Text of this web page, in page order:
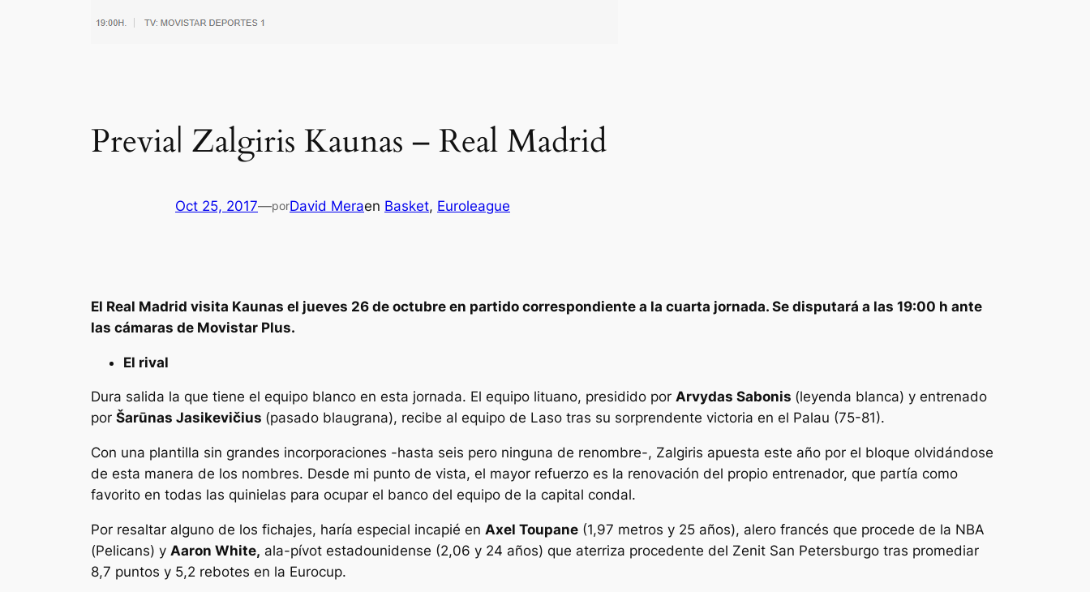
Previa| Zalgiris Kaunas – Real Madrid
Oct 25, 2017—porDavid Meraen Basket, Euroleague
El Real Madrid visita Kaunas el jueves 26 de octubre en partido correspondiente a la cuarta jornada. Se disputará a las 19:00 h ante
las cámaras de Movistar Plus.
El rival
Dura salida la que tiene el equipo blanco en esta jornada. El equipo lituano, presidido por Arvydas Sabonis (leyenda blanca) y entrenado
por Šarūnas Jasikevičius (pasado blaugrana), recibe al equipo de Laso tras su sorprendente victoria en el Palau (75-81).
Con una plantilla sin grandes incorporaciones -hasta seis pero ninguna de renombre-, Zalgiris apuesta este año por el bloque olvidándose
de esta manera de los nombres. Desde mi punto de vista, el mayor refuerzo es la renovación del propio entrenador, que partía como
favorito en todas las quinielas para ocupar el banco del equipo de la capital condal.
Por resaltar alguno de los fichajes, haría especial incapié en Axel Toupane (1,97 metros y 25 años), alero francés que procede de la NBA
(Pelicans) y Aaron White, ala-pívot estadounidense (2,06 y 24 años) que aterriza procedente del Zenit San Petersburgo tras promediar
8,7 puntos y 5,2 rebotes en la Eurocup.